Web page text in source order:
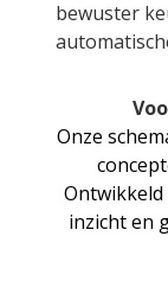
bewuster
Onze
inzicht en